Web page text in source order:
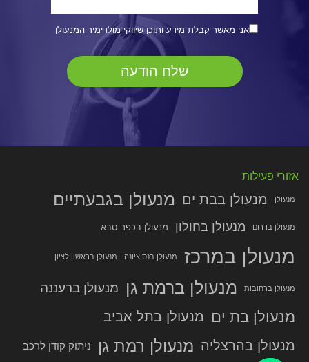
אני מאשר קבלת מידע ותוכן שיווקי מולדימיר המנעולן
אזורי פעילות
מנעולן מנעולן בבת ים מנעולן בגבעתיים
מנעולן בדרום מנעולן בחולון מנעולן בכפר סבא
מנעולן במרכז מנעולן בנס ציונה מנעולן בראשון לציון
מנעולן ברחובות מנעולן ברמת גן מנעולן ברעננה
מנעולן בת ים
מנעולן בתל אביב
מנעולן בהרצליה מנעולן רמת גן ניתוק קודן לרכב